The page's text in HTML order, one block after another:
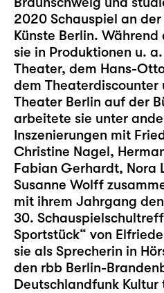
2020 Schauspiel an
Künste Berlin.
sie in Produktionen u.
Theater, dem Hans-
dem Theaterdiscounter
Theater Berlin auf der
arbeitete sie unter
Inszenierungen mit
Christine Nagel,
Fabian Gerhardt, Nora
Susanne Wolff
mit ihrem Jahrgang
30.
Sportstück“ von
sie als Sprecherin in
den rbb Berlin-
Deutschlandfunk Kultur